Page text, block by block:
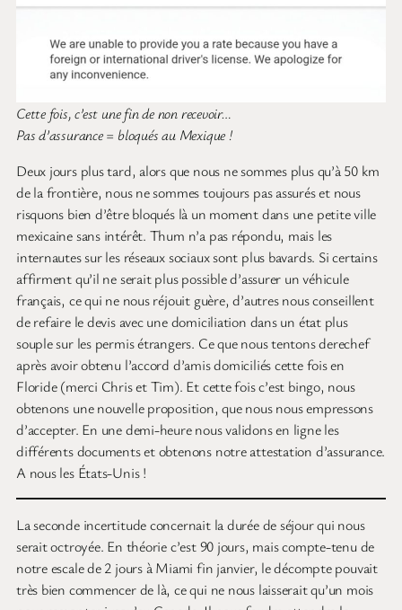
Cette fois, c’est une fin de non recevoir…
Pas d’assurance = bloqués au Mexique !
Deux jours plus tard, alors que nous ne sommes plus qu’à 50 km
de la frontière, nous ne sommes toujours pas assurés et nous
risquons bien d’être bloqués là un moment dans une petite ville
mexicaine sans intérêt. Thum n’a pas répondu, mais les
internautes sur les réseaux sociaux sont plus bavards. Si certains
affirment qu’il ne serait plus possible d’assurer un véhicule
français, ce qui ne nous réjouit guère, d’autres nous conseillent
de refaire le devis avec une domiciliation dans un état plus
souple sur les permis étrangers. Ce que nous tentons derechef
après avoir obtenu l’accord d’amis domiciliés cette fois en
Floride (merci Chris et Tim). Et cette fois c’est bingo, nous
obtenons une nouvelle proposition, que nous nous empressons
d’accepter. En une demi-heure nous validons en ligne les
différents documents et obtenons notre attestation d’assurance.
A nous les États-Unis !
La seconde incertitude concernait la durée de séjour qui nous
serait octroyée. En théorie c’est 90 jours, mais compte-tenu de
notre escale de 2 jours à Miami fin janvier, le décompte pouvait
très bien commencer de là, ce qui ne nous laisserait qu’un mois